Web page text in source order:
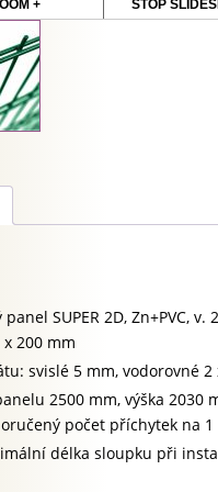
+ STOP
SUPER 2D, Zn+PVC, v.
x 200 mm
svislé 5 mm, vodorovné
2500 mm, výška 2030
počet příchytek na 1
délka sloupku při